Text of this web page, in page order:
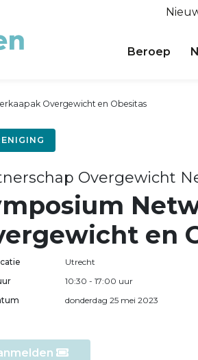
Beroep
Overgewicht en Obesitas
Overgewicht
en
Utrecht
10:30 - 17:00 uur
donderdag 25 mei 2023